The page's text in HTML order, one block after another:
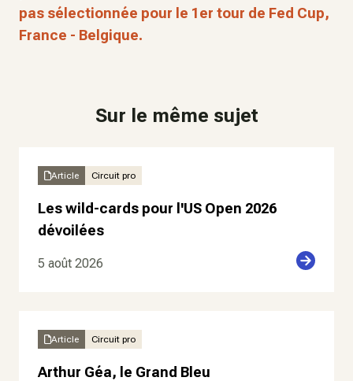
pas sélectionnée pour le 1er tour de Fed Cup,
France - Belgique.
Sur le même sujet
Article Circuit pro
Les wild-cards pour l'US Open 2026
dévoilées
5 août 2026
Article Circuit pro
Arthur Géa, le Grand Bleu